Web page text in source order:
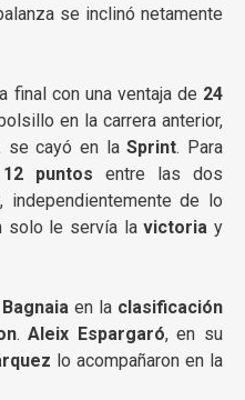
se inclinó netamente
final con una ventaja de 24
en la carrera anterior,
se cayó en laSprint. Para
12 puntos entre las dos
, independientemente de lo
solo le servía lavictoria y
Bagnaia en la clasificación
.Aleix Espargaró, en su
lo acompañaron en la